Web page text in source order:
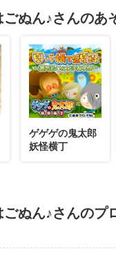
ごぬん♪
ごぬん♪
でもコンボシュート達成できる
もコンボシュート達成できる
ごぬん♪さんのあ
ゲゲゲの鬼太郎
妖怪横丁
ごぬん♪さんのプ